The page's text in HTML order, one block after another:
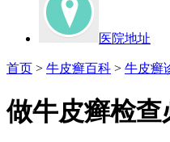
医院地址
首页 > 牛皮癣百科 > 牛皮癣
做牛皮癣检